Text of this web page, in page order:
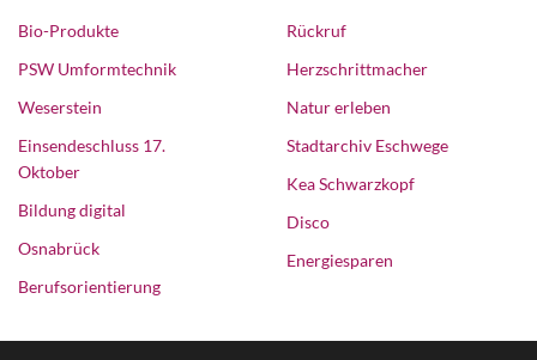
Bio-Produkte
PSW Umformtechnik
Weserstein
Einsendeschluss 17.
Oktober
Bildung digital
Osnabrück
Berufsorientierung
Rückruf
Herzschrittmacher
Natur erleben
Stadtarchiv Eschwege
Kea Schwarzkopf
Disco
Energiesparen